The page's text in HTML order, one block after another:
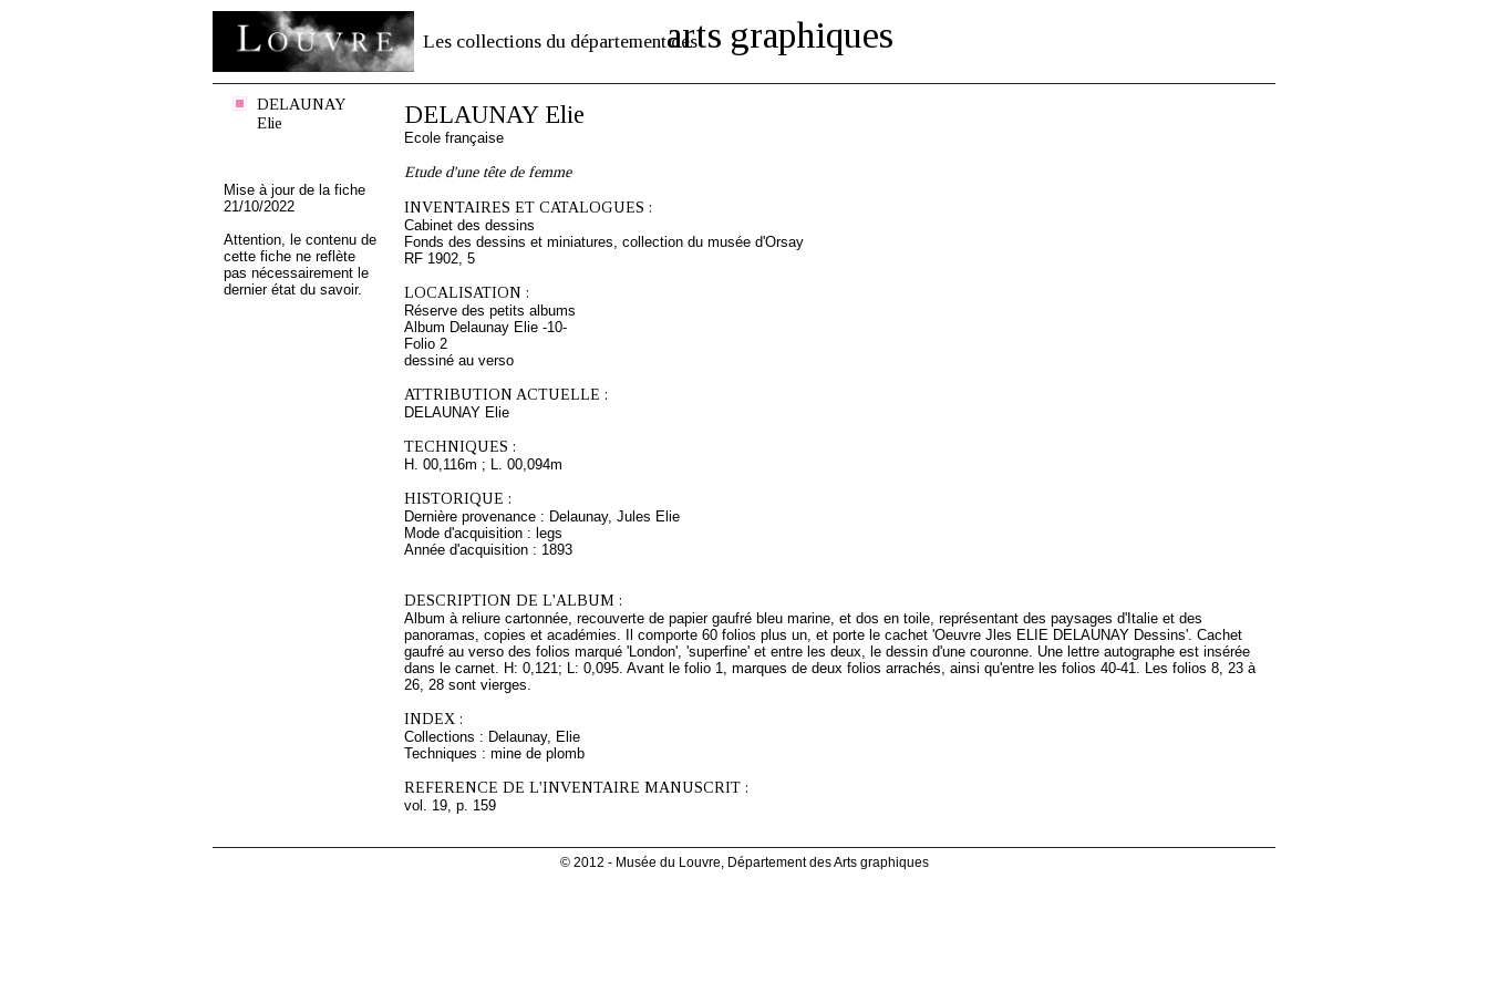
Les collections du département desarts graphiques
DELAUNAY
Elie
Mise à jour de la fiche
21/10/2022
Attention, le contenu de
cette fiche ne reflète
pas nécessairement le
dernier état du savoir.
DELAUNAY Elie
Ecole française
Etude d'une tête de femme
INVENTAIRES ET CATALOGUES :
Cabinet des dessins
Fonds des dessins et miniatures, collection du musée d'Orsay
RF 1902, 5
LOCALISATION :
Réserve des petits albums
Album Delaunay Elie -10-
Folio 2
dessiné au verso
ATTRIBUTION ACTUELLE :
DELAUNAY Elie
TECHNIQUES :
H. 00,116m ; L. 00,094m
HISTORIQUE :
Dernière provenance : Delaunay, Jules Elie
Mode d'acquisition : legs
Année d'acquisition : 1893
DESCRIPTION DE L'ALBUM :
Album à reliure cartonnée, recouverte de papier gaufré bleu marine, et dos en toile, représentant des paysages d'Italie et des
panoramas, copies et académies. Il comporte 60 folios plus un, et porte le cachet 'Oeuvre Jles ELIE DELAUNAY Dessins'. Cachet
gaufré au verso des folios marqué 'London', 'superfine' et entre les deux, le dessin d'une couronne. Une lettre autographe est insérée
dans le carnet. H: 0,121; L: 0,095. Avant le folio 1, marques de deux folios arrachés, ainsi qu'entre les folios 40-41. Les folios 8, 23 à
26, 28 sont vierges.
INDEX :
Collections : Delaunay, Elie
Techniques : mine de plomb
REFERENCE DE L'INVENTAIRE MANUSCRIT :
vol. 19, p. 159
© 2012 - Musée du Louvre, Département des Arts graphiques